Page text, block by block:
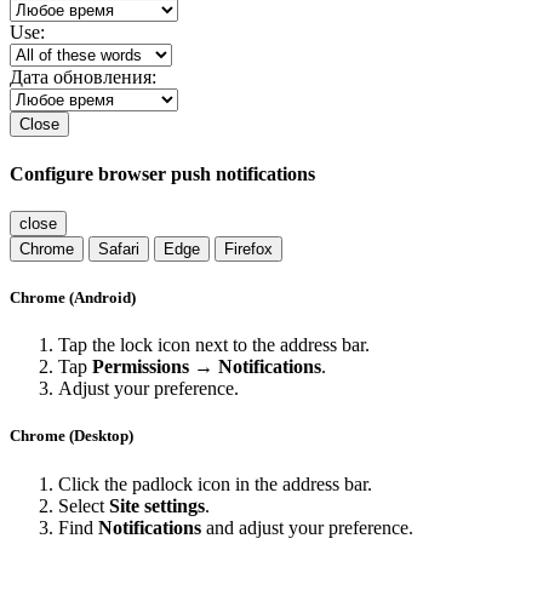
Use:
Дата обновления:
Close
Configure browser push notifications
close
Chrome
Safari Edge Firefox
Chrome (Android)
Tap the lock icon next to the address bar.
Tap Permissions → Notifications.
Adjust your preference.
Chrome (Desktop)
Click the padlock icon in the address bar.
Select Site settings.
Find Notifications and adjust your preference.